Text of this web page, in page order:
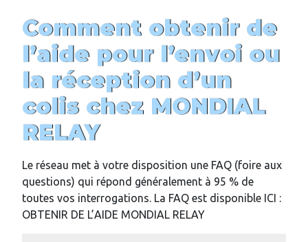
Comment obtenir de
l’aide pour l’envoi ou
la réception d’un
colis chez MONDIAL
RELAY
Le réseau met à votre disposition une FAQ (foire aux
questions) qui répond généralement à 95 % de
toutes vos interrogations. La FAQ est disponible ICI :
OBTENIR DE L’AIDE MONDIAL RELAY